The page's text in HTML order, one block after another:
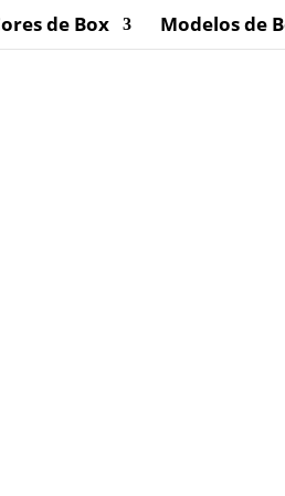
de Box Modelos de